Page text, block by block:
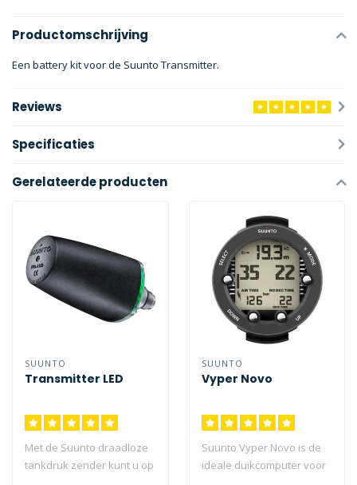
Productomschrijving
Een battery kit voor de Suunto Transmitter.
Reviews
Specificaties
Gerelateerde producten
SUUNTO
Transmitter LED
Met de Suunto draadloze
tankdruk zender kunt u op
SUUNTO
Vyper Novo
Suunto Vyper Novo is de
ideale duikcomputer voor